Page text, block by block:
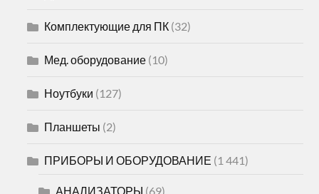
Комплектующие для ПК (32)
Мед. оборудование (10)
Ноутбуки (127)
Планшеты (2)
ПРИБОРЫ И ОБОРУДОВАНИЕ (1 441)
АНАЛИЗАТОРЫ (69)